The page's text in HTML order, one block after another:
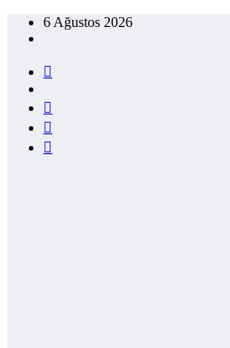
İçeriğe6 Ağustos 2026